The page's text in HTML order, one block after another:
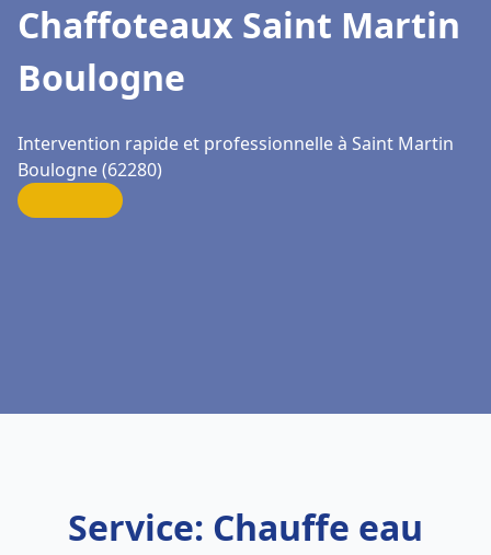
Chaffoteaux Saint Martin
Boulogne
Intervention rapide et professionnelle à Saint Martin
Boulogne (62280)
Service: Chauffe eau